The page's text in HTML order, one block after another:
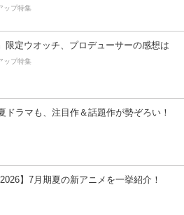
ップ特集
限定ウオッチ、プロデューサーの感想は
ップ特集
ドラマも、注目作＆話題作が勢ぞろい！
2026】7月期夏の新アニメを一挙紹介！